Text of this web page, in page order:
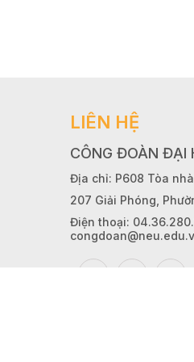
LIÊN HỆ
CÔNG ĐOÀN ĐẠI
Địa chỉ: P608 Tòa nhà
207 Giải Phóng,
Điện thoại: